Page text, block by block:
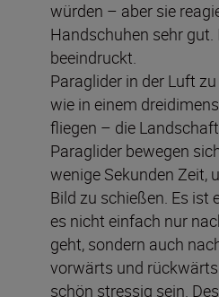
würden – aber sie
Handschuhen sehr
beeindruckt.
Paraglider in der Luft
wie in einem
fliegen – die
Paraglider bewegen
wenige Sekunden Zeit,
Bild zu schießen. Es ist
es nicht einfach nur
geht, sondern auch
vorwärts und
schön stressig sein.